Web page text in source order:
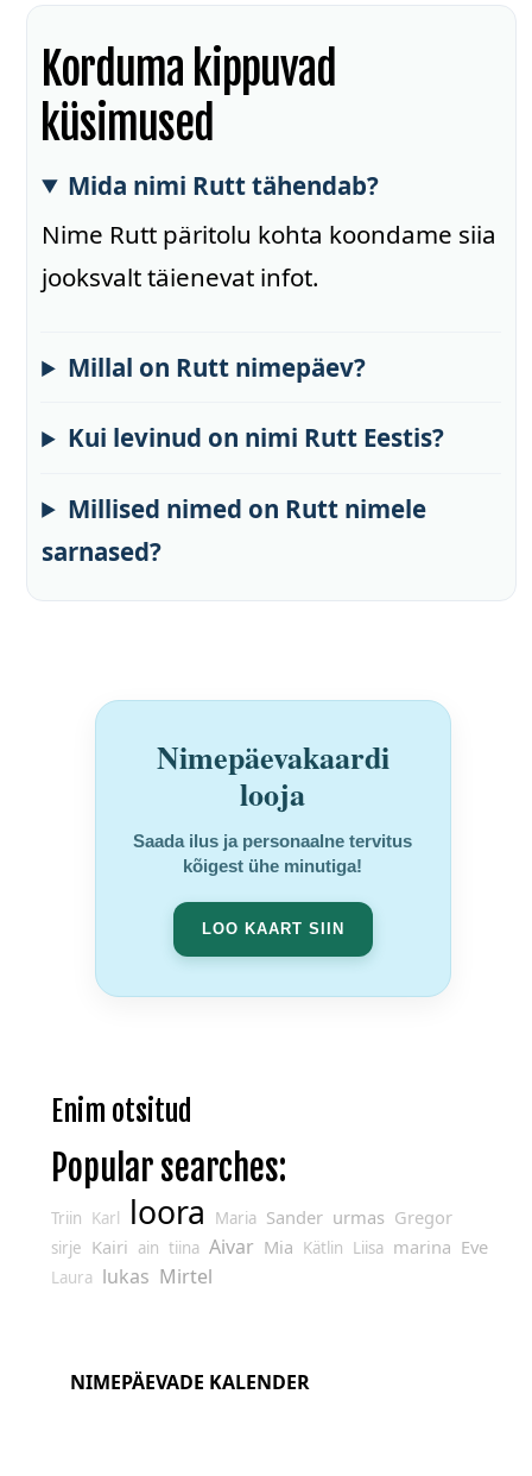
Korduma kippuvad
küsimused
Mida nimi Rutt tähendab?
Nime Rutt päritolu kohta koondame siia
jooksvalt täienevat infot.
Millal on Rutt nimepäev?
Kui levinud on nimi Rutt Eestis?
Millised nimed on Rutt nimele
sarnased?
Nimepäevakaardi
looja
Saada ilus ja personaalne tervitus
kõigest ühe minutiga!
LOO KAART SIIN
Enim otsitud
Popular searches:
Triin Karl loora Maria Sander urmas Gregor
sirje Kairi ain tiina Aivar Mia Kätlin Liisa marina Eve
Laura lukas Mirtel
NIMEPÄEVADE KALENDER